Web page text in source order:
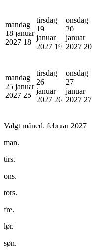
mandag
18 januar
2027 18
tirsdag
19
januar
2027 19
onsdag
20
januar
2027 20
mandag
25 januar
2027 25
tirsdag
26
januar
2027 26
onsdag
27
januar
2027 27
Valgt måned: februar 2027
man.
tirs.
ons.
tors.
fre.
lør.
søn.